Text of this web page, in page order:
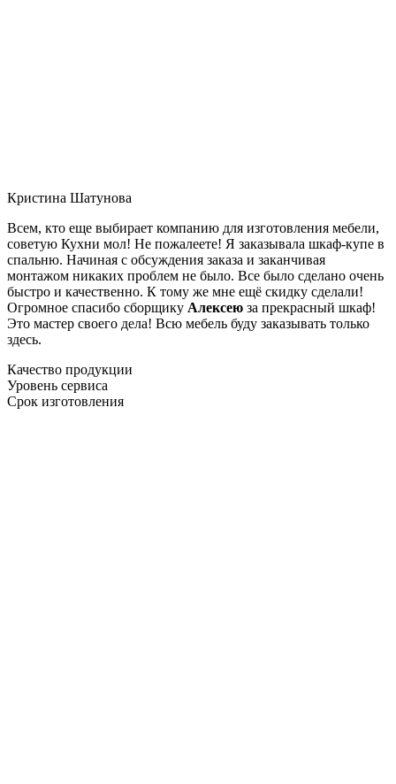
Кристина Шатунова
Всем, кто еще выбирает компанию для изготовления мебели,
советую Кухни мол! Не пожалеете! Я заказывала шкаф-купе в
спальню. Начиная с обсуждения заказа и заканчивая
монтажом никаких проблем не было. Все было сделано очень
быстро и качественно. К тому же мне ещё скидку сделали!
Огромное спасибо сборщику Алексею за прекрасный шкаф!
Это мастер своего дела! Всю мебель буду заказывать только
здесь.
Качество продукции
Уровень сервиса
Срок изготовления